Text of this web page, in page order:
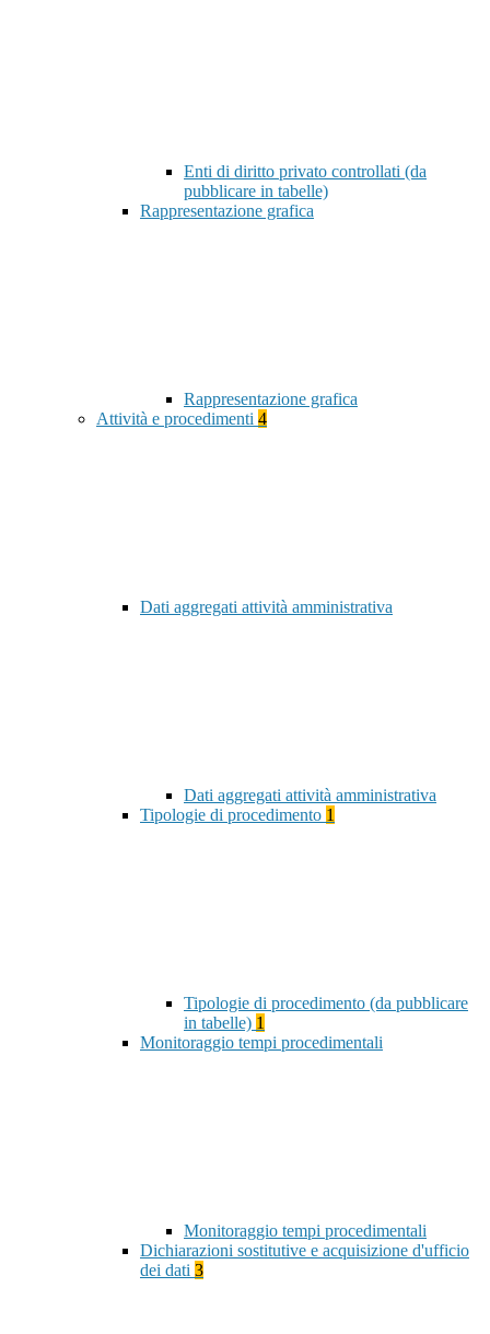
Enti di diritto privato controllati (da
pubblicare in tabelle)
Rappresentazione grafica
Rappresentazione grafica
Attività e procedimenti 4
Dati aggregati attività amministrativa
Dati aggregati attività amministrativa
Tipologie di procedimento 1
Tipologie di procedimento (da pubblicare
in tabelle) 1
Monitoraggio tempi procedimentali
Monitoraggio tempi procedimentali
Dichiarazioni sostitutive e acquisizione d'ufficio
dei dati 3